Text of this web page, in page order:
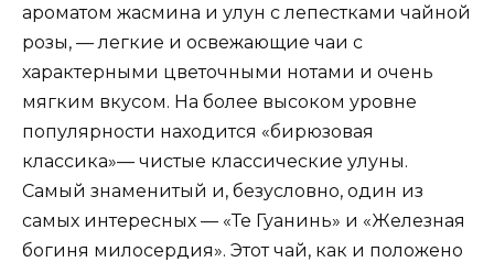
ароматом жасмина и улун с лепестками чайной
розы, — легкие и освежающие чаи с
характерными цветочными нотами и очень
мягким вкусом. На более высоком уровне
популярности находится «бирюзовая
классика»— чистые классические улуны.
Самый знаменитый и, безусловно, один из
самых интересных — «Те Гуанинь» и «Железная
богиня милосердия». Этот чай, как и положено